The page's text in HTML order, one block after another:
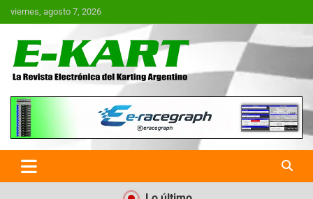
Saltar
al
viernes, agosto 7, 2026
E-Kart.com.ar | La Revista
Electrónica del Karting en
Argentina